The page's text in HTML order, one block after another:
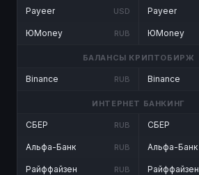
Payeer USD
ЮMoney RUB
Payeer
ЮMoney
БАЛАНСЫ КРИПТОБИРЖ
Binance RUB Binance
ИНТЕРНЕТ БАНКИНГ
СБЕР RUB
Альфа-Банк RUB
Райффайзен RUB
СБЕР
Альфа-Банк
Райффайзен